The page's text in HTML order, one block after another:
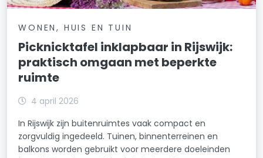
WONEN, HUIS EN TUIN
Picknicktafel inklapbaar in Rijswijk:
praktisch omgaan met beperkte
ruimte
4 april 2026
In Rijswijk zijn buitenruimtes vaak compact en
zorgvuldig ingedeeld. Tuinen, binnenterreinen en
balkons worden gebruikt voor meerdere doeleinden